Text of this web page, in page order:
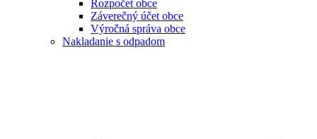
Rozpočet obce
Záverečný účet obce
Výročná správa obce
Nakladanie s odpadom